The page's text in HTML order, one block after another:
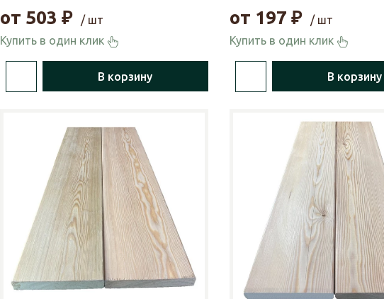
от 503 ₽
/ шт
Купить в один клик
В корзину
от 197 ₽
/ шт
Купить в один клик
В корзину